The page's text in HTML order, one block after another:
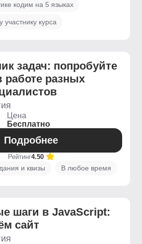
кодим на 5 языках
курса
задач: попробуйте
работе разных
Цена
Бесплатно
Подробнее
Рейтинг4.50
и квизы В любое время
шаги в JavaScript:
сайт